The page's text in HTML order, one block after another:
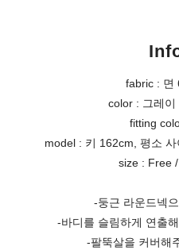
fabric : 면
color : 그레이
fitting
model : 키 162cm, 평소
size : Free
-둥근 라운드넥
-바디를 슬림하게 연출
-팔뚝살을 커버해